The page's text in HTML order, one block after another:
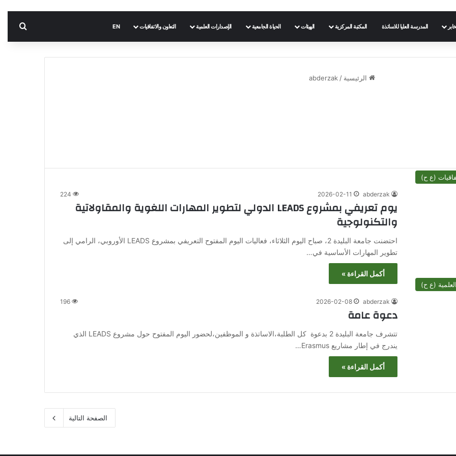
المدرسة العليا للاساتذة المكتبة المركزية الهيئات الحياة الجامعية الإصدارات العلمية التعاون والاتفاقيات EN
الرئيسية /
abderzak
(ع ح)
abderzak
2026-02-11
224
يوم تعريفي بمشروع LEADS الدولي لتطوير المهارات اللغوية والمقاولاتية
والتكنولوجية
احتضنت جامعة البليدة 2، صباح اليوم الثلاثاء، فعاليات اليوم المفتوح التعريفي بمشروع LEADS الأوروبي، الرامي إلى
تطوير المهارات الأساسية في…
أكمل القراءة »
(ع ح)
abderzak
2026-02-08
196
دعوة عامة
تتشرف جامعة البليدة 2 بدعوة كل الطلبة،الاساتذة و الموظفين،لحضور اليوم المفتوح حول مشروع LEADS الذي
يندرج في إطار مشاريع Erasmus…
أكمل القراءة »
الصفحة التالية